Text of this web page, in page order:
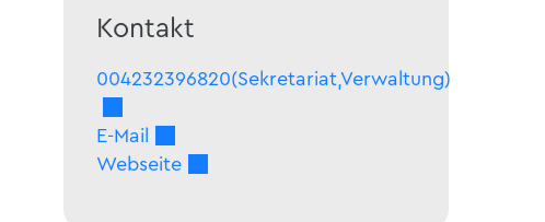
Kontakt
004232396820(Sekretariat,Verwaltung)
E-Mail
Webseite